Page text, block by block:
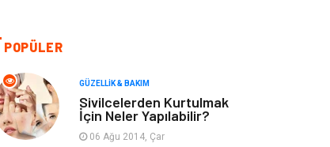
Giyim
Yeme & İçme Gıda
Keyif & Hobi Organizasyon
POPÜLER
GÜZELLIK & BAKIM
Sivilcelerden Kurtulmak
İçin Neler Yapılabilir?
06 Ağu 2014, Çar